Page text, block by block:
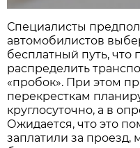
Специалисты
автомобилистов
бесплатный путь,
распределить
«пробок». При этом
перекресткам
круглосуточно, а в
Ожидается, что это
заплатили за проезд,